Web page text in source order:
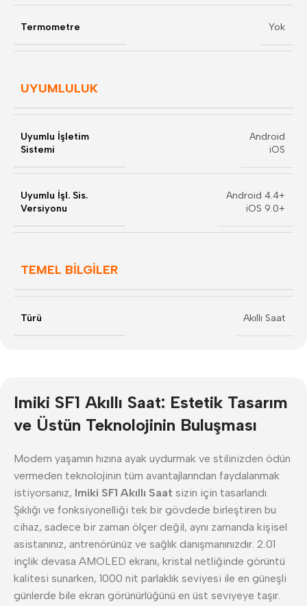
Termometre Yok
UYUMLULUK
Uyumlu İşletim
Sistemi
Android
iOS
Uyumlu İşl. Sis.
Versiyonu
Android 4.4+
iOS 9.0+
TEMEL BİLGİLER
Türü Akıllı Saat
Imiki SF1 Akıllı Saat: Estetik Tasarım
ve Üstün Teknolojinin Buluşması
Modern yaşamın hızına ayak uydurmak ve stilinizden ödün
vermeden teknolojinin tüm avantajlarından faydalanmak
istiyorsanız, Imiki SF1 Akıllı Saat sizin için tasarlandı.
Şıklığı ve fonksiyonelliği tek bir gövdede birleştiren bu
cihaz, sadece bir zaman ölçer değil, aynı zamanda kişisel
asistanınız, antrenörünüz ve sağlık danışmanınızdır. 2.01
inçlik devasa AMOLED ekranı, kristal netliğinde görüntü
kalitesi sunarken, 1000 nit parlaklık seviyesi ile en güneşli
günlerde bile ekran görünürlüğünü en üst seviyeye taşır.